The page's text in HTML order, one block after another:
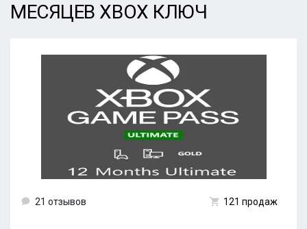
МЕСЯЦЕВ XBOX КЛЮЧ
21 отзывов 121 продаж